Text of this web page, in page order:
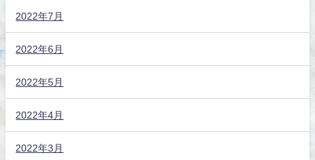
2022年7月
2022年6月
2022年5月
2022年4月
2022年3月